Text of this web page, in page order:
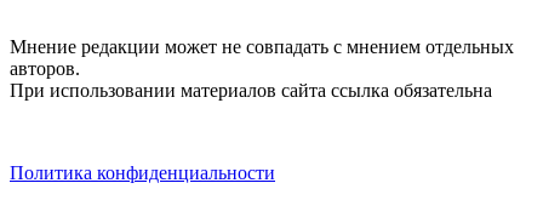
Мнение редакции может не совпадать с мнением отдельных
авторов.
При использовании материалов сайта ссылка обязательна
Политика конфиденциальности